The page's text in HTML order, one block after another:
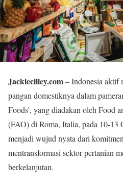
Jackiecilley.com– Indonesia aktif
pangan domestiknya dalam
Foods’, yang diadakan oleh Food
(FAO) di Roma, Italia, pada 10-
menjadi wujud nyata dari
mentransformasi sektor pertanian
berkelanjutan.